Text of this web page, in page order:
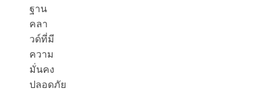
ฐาน
คลา
วด์ที่มี
ความ
มั่นคง
ปลอดภัย